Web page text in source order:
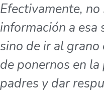
Efectivamente,
información a esa
sino de ir al grano
de ponernos en
padres y dar